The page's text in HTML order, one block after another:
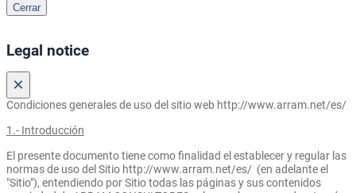
Cerrar
Legal notice
×
Condiciones generales de uso del sitio web http://www.arram.net/es/
1.- Introducción
El presente documento tiene como finalidad el establecer y regular las
normas de uso del Sitio http://www.arram.net/es/ (en adelante el
"Sitio"), entendiendo por Sitio todas las páginas y sus contenidos